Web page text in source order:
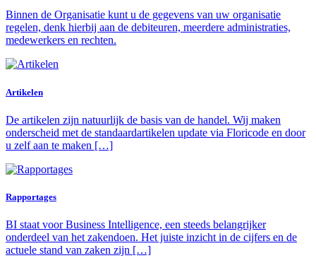
Binnen de Organisatie kunt u de gegevens van uw organisatie
regelen, denk hierbij aan de debiteuren, meerdere administraties,
medewerkers en rechten.
Artikelen
De artikelen zijn natuurlijk de basis van de handel. Wij maken
onderscheid met de standaardartikelen update via Floricode en door
u zelf aan te maken […]
Rapportages
BI staat voor Business Intelligence, een steeds belangrijker
onderdeel van het zakendoen. Het juiste inzicht in de cijfers en de
actuele stand van zaken zijn […]